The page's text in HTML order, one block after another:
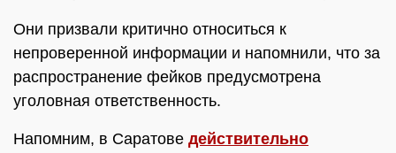
Они призвали критично относиться к
непроверенной информации и напомнили, что за
распространение фейков предусмотрена
уголовная ответственность.
Напомним, в Саратове действительно